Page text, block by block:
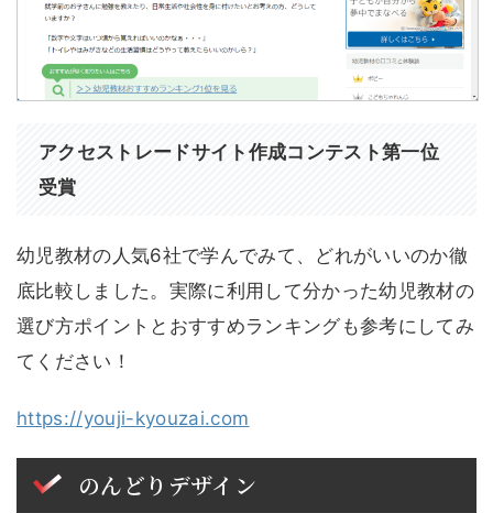
アクセストレードサイト作成コンテスト第一位
受賞
幼児教材の人気6社で学んでみて、どれがいいのか徹
底比較しました。実際に利用して分かった幼児教材の
選び方ポイントとおすすめランキングも参考にしてみ
てください！
https://youji-kyouzai.com
のんどりデザイン